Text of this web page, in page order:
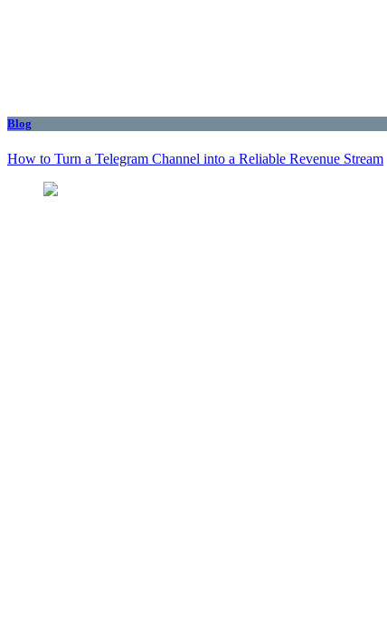
Blog
How to Turn a Telegram Channel into a Reliable Revenue Stream